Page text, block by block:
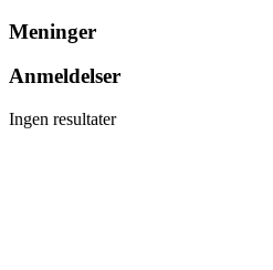
Meninger
Anmeldelser
Ingen resultater